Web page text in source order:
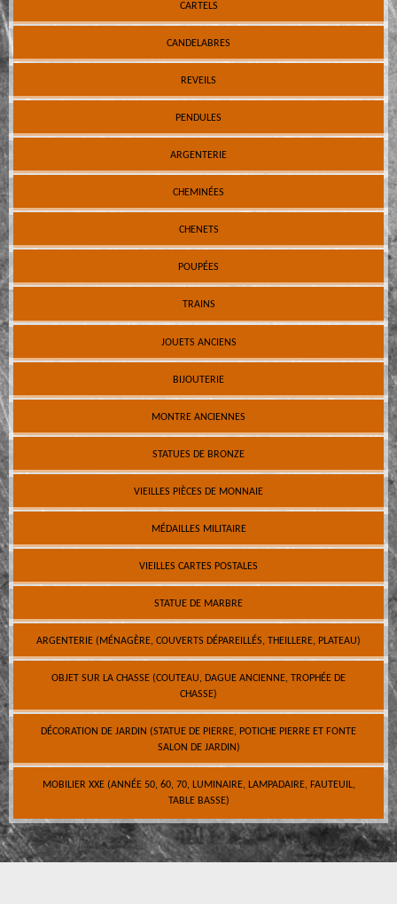
CARTELS
CANDELABRES
REVEILS
PENDULES
ARGENTERIE
CHEMINÉES
CHENETS
POUPÉES
TRAINS
JOUETS ANCIENS
BIJOUTERIE
MONTRE ANCIENNES
STATUES DE BRONZE
VIEILLES PIÈCES DE MONNAIE
MÉDAILLES MILITAIRE
VIEILLES CARTES POSTALES
STATUE DE MARBRE
ARGENTERIE (MÉNAGÈRE, COUVERTS DÉPAREILLÉS, THEILLERE, PLATEAU)
OBJET SUR LA CHASSE (COUTEAU, DAGUE ANCIENNE, TROPHÉE DE
CHASSE)
DÉCORATION DE JARDIN (STATUE DE PIERRE, POTICHE PIERRE ET FONTE
SALON DE JARDIN)
MOBILIER XXE (ANNÉE 50, 60, 70, LUMINAIRE, LAMPADAIRE, FAUTEUIL,
TABLE BASSE)